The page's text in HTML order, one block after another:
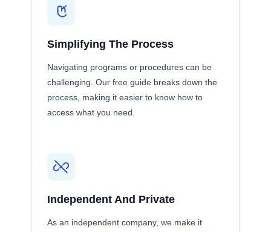
Simplifying The Process
Navigating programs or procedures can be
challenging. Our free guide breaks down the
process, making it easier to know how to
access what you need.
Independent And Private
As an independent company, we make it